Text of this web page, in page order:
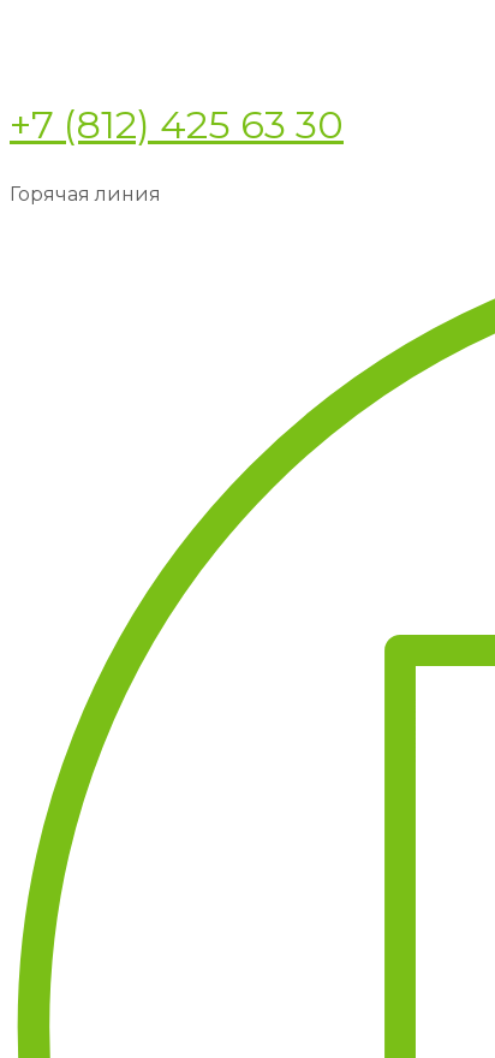
+7 (812) 425 63 30
Горячая линия